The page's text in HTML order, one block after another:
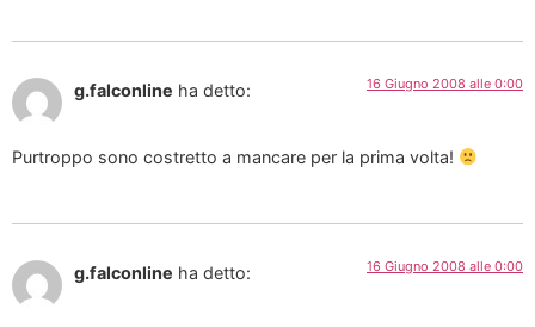
g.falconline ha detto: 16 Giugno 2008 alle 0:00
Purtroppo sono costretto a mancare per la prima volta!
g.falconline ha detto: 16 Giugno 2008 alle 0:00